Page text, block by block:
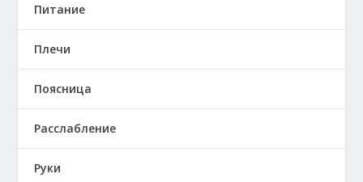
Питание
Плечи
Поясница
Расслабление
Руки